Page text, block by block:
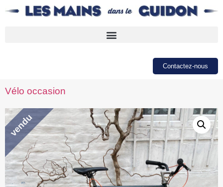
Contactez-nous
Vélo occasion
vendu